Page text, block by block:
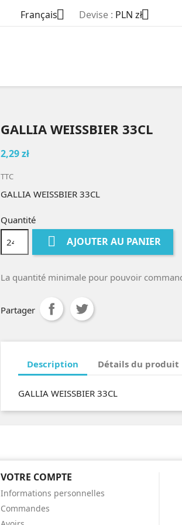
Français Devise : PLN zł
GALLIA WEISSBIER 33CL
2,29 zł
TTC
GALLIA WEISSBIER 33CL
Quantité
 AJOUTER AU PANIER
La quantité minimale pour pouvoir
Partager
Description Détails du produit
GALLIA WEISSBIER 33CL
VOTRE COMPTE
Informations personnelles
Commandes